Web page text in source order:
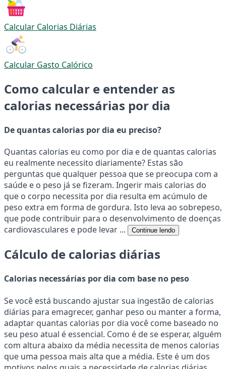
Calcular Calorias Diárias
Calcular Gasto Calórico
Como calcular e entender as
calorias necessárias por dia
De quantas calorias por dia eu preciso?
Quantas calorias eu como por dia e de quantas calorias
eu realmente necessito diariamente? Estas são
perguntas que qualquer pessoa que se preocupa com a
saúde e o peso já se fizeram. Ingerir mais calorias do
que o corpo necessita por dia resulta em acúmulo de
peso extra em forma de gordura. Isto leva ao sobrepeso,
que pode contribuir para o desenvolvimento de doenças
cardiovasculares e pode levar ...
Continue lendo
Cálculo de calorias diárias
Calorias necessárias por dia com base no peso
Se você está buscando ajustar sua ingestão de calorias
diárias para emagrecer, ganhar peso ou manter a forma,
adaptar quantas calorias por dia você come baseado no
seu peso atual é essencial. Como é de se esperar, alguém
com altura abaixo da média necessita de menos calorias
que uma pessoa mais alta que a média. Este é um dos